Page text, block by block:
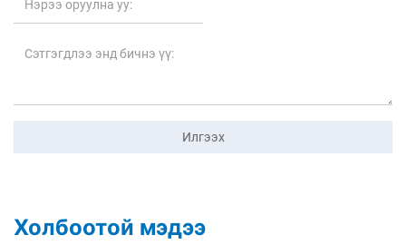
Илгээх
Холбоотой мэдээ